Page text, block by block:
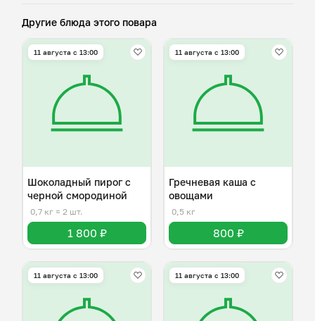
Другие блюда этого повара
11 августа с 13:00
Шоколадный пирог с
черной смородиной
0,7 кг ≈ 2 шт.
1 800 ₽
11 августа с 13:00
Гречневая каша с
овощами
0,5 кг
800 ₽
11 августа с 13:00 11 августа с 13:00